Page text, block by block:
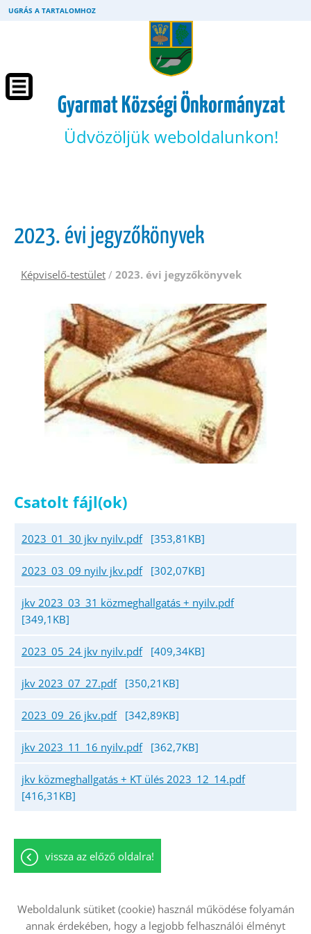
UGRÁS A TARTALOMHOZ
Gyarmat Községi Önkormányzat
Üdvözöljük weboldalunkon!
2023. évi jegyzőkönyvek
Képviselő-testület / 2023. évi jegyzőkönyvek
Csatolt fájl(ok)
2023_01_30 jkv nyilv.pdf [353,81KB]
2023_03_09 nyilv jkv.pdf [302,07KB]
jkv 2023_03_31 közmeghallgatás + nyilv.pdf
[349,1KB]
2023_05_24 jkv nyilv.pdf [409,34KB]
jkv 2023_07_27.pdf [350,21KB]
2023_09_26 jkv.pdf [342,89KB]
jkv 2023_11_16 nyilv.pdf [362,7KB]
jkv közmeghallgatás + KT ülés 2023_12_14.pdf
[416,31KB]
vissza az előző oldalra!
Weboldalunk sütiket (cookie) használ működése folyamán
annak érdekében, hogy a legjobb felhasználói élményt